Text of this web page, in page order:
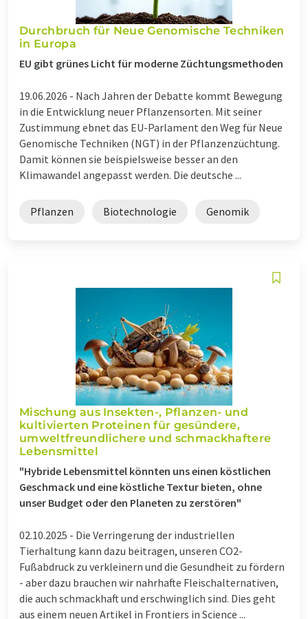
Durchbruch für Neue Genomische Techniken
in Europa
EU gibt grünes Licht für moderne Züchtungsmethoden
19.06.2026 - Nach Jahren der Debatte kommt Bewegung
in die Entwicklung neuer Pflanzensorten. Mit seiner
Zustimmung ebnet das EU-Parlament den Weg für Neue
Genomische Techniken (NGT) in der Pflanzenzüchtung.
Damit können sie beispielsweise besser an den
Klimawandel angepasst werden. Die deutsche ...
Pflanzen Biotechnologie Genomik
Mischung aus Insekten-, Pflanzen- und
kultivierten Proteinen für gesündere,
umweltfreundlichere und schmackhaftere
Lebensmittel
"Hybride Lebensmittel könnten uns einen köstlichen
Geschmack und eine köstliche Textur bieten, ohne
unser Budget oder den Planeten zu zerstören"
02.10.2025 - Die Verringerung der industriellen
Tierhaltung kann dazu beitragen, unseren CO2-
Fußabdruck zu verkleinern und die Gesundheit zu fördern
- aber dazu brauchen wir nahrhafte Fleischalternativen,
die auch schmackhaft und erschwinglich sind. Dies geht
aus einem neuen Artikel in Frontiers in Science ...